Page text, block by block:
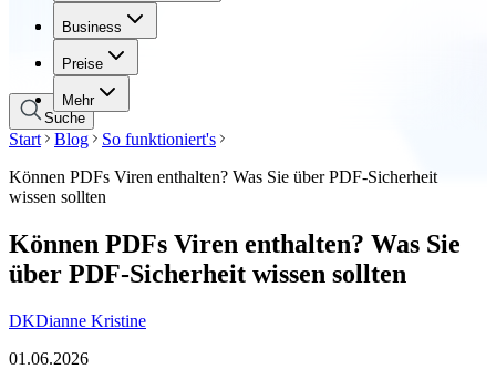
Business
Preise
Mehr
Business
Preise
Suche
Start Blog
So funktioniert's
Können PDFs Viren enthalten? Was Sie über PDF-Sicherheit
wissen sollten
Können PDFs Viren enthalten? Was Sie
über PDF-Sicherheit wissen sollten
DKDianne Kristine
01.06.2026